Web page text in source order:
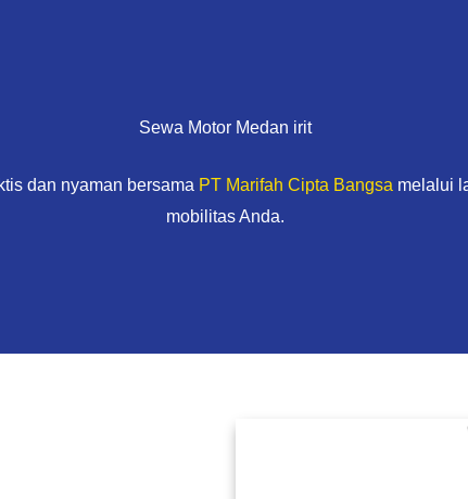
Sewa Motor Medan irit
dan nyaman bersama PT Marifah Cipta Bangsa melalui
mobilitas Anda.